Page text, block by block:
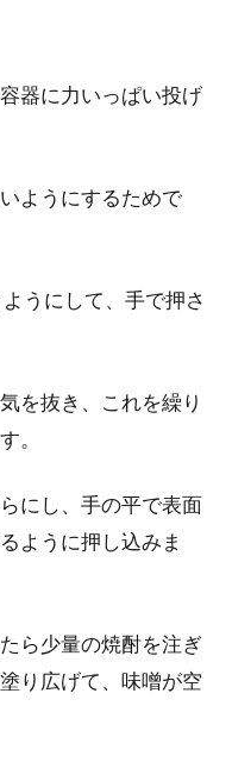
器に力いっぱい投げ
ようにするためで
うにして、手で押さ
を抜き、これを繰り
。
にし、手の平で表面
ように押し込みま
ら少量の焼酎を注ぎ
り広げて、味噌が空